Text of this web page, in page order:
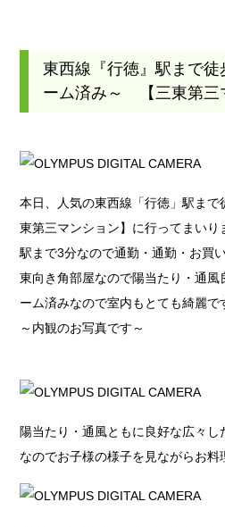
東西線『行徳』駅まで
ーム済み～ 【三東第三
本日、人気の東西線「行徳」駅ま
東第三マンション】に行ってまいり
駅まで3分なので通勤・通勤・お買
東向き角部屋なので陽当たり・通
ーム済みなので室内もとても綺麗で
～内観のお写真です～
陽当たり・通風ともに良好な広々
なのでお子様の様子を見ながらお